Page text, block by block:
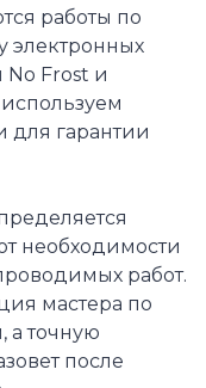
работы по
электронных
No Frost и
для гарантии
необходимости
работ.
мастера по
а точную
после